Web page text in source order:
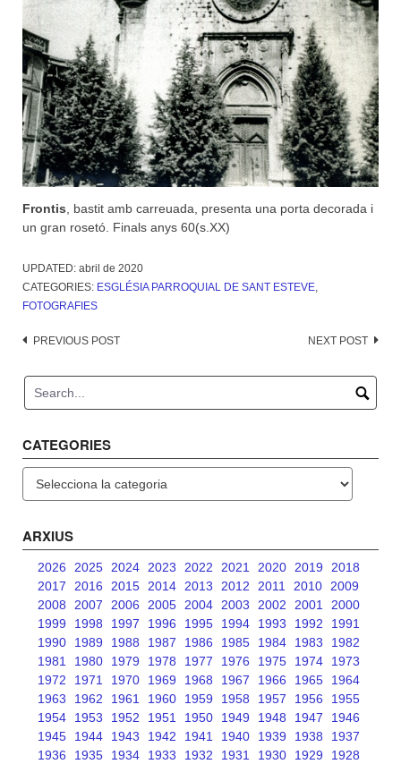
Frontis, bastit amb carreuada, presenta una porta decorada i
un gran rosetó. Finals anys 60(s.XX)
UPDATED: abril de 2020
CATEGORIES: ESGLÉSIA PARROQUIAL DE SANT ESTEVE,
FOTOGRAFIES
Post
PREVIOUS POST NEXT POST
CATEGORIES
ARXIUS
2026 2025 2024 2023 2022 2021 2020 2019
2018
2017
2016 2015 2014 2013 2012 2011 2010 2009
2008
2007 2006 2005 2004 2003 2002 2001
2000
1999
1998 1997 1996 1995 1994 1993 1992
1991
1990
1989 1988 1987 1986 1985 1984 1983
1982
1981
1980 1979 1978 1977 1976 1975 1974
1973
1972
1971 1970 1969 1968 1967 1966 1965
1964
1963
1962 1961 1960 1959 1958 1957 1956
1955
1954
1953 1952 1951 1950 1949 1948 1947
1946
1945
1944 1943 1942 1941 1940 1939 1938
1937
1936
1935 1934 1933 1932 1931 1930 1929
1928